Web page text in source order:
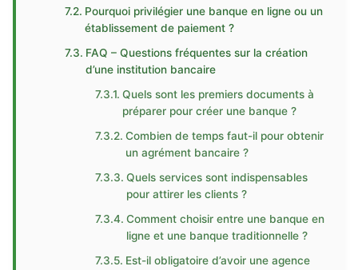
Pourquoi privilégier une banque en ligne ou un
établissement de paiement ?
FAQ – Questions fréquentes sur la création
d’une institution bancaire
Quels sont les premiers documents à
préparer pour créer une banque ?
Combien de temps faut-il pour obtenir
un agrément bancaire ?
Quels services sont indispensables
pour attirer les clients ?
Comment choisir entre une banque en
ligne et une banque traditionnelle ?
Est-il obligatoire d’avoir une agence